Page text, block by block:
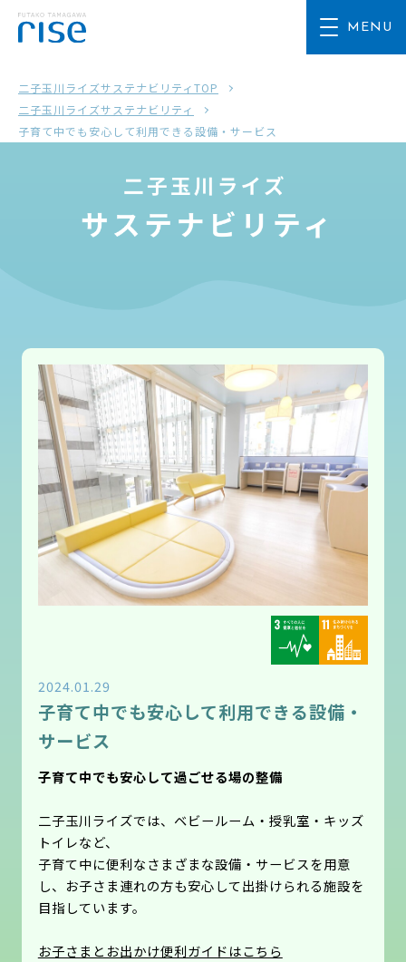
二子玉川ライズサステナビリティTOP
二子玉川ライズサステナビリティ
子育て中でも安心して利用できる設備・サービス
2024.01.29
子育て中でも安心して利用できる設備・
サービス
子育て中でも安心して過ごせる場の整備
二子玉川ライズでは、ベビールーム・授乳室・キッズ
トイレなど、
子育て中に便利なさまざまな設備・サービスを用意
し、お子さま連れの方も安心して出掛けられる施設を
目指しています。
お子さまとお出かけ便利ガイドはこちら